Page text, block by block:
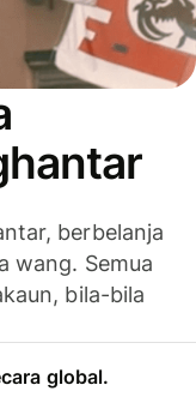
berbelanja
wang. Semua
bila-bila
global.